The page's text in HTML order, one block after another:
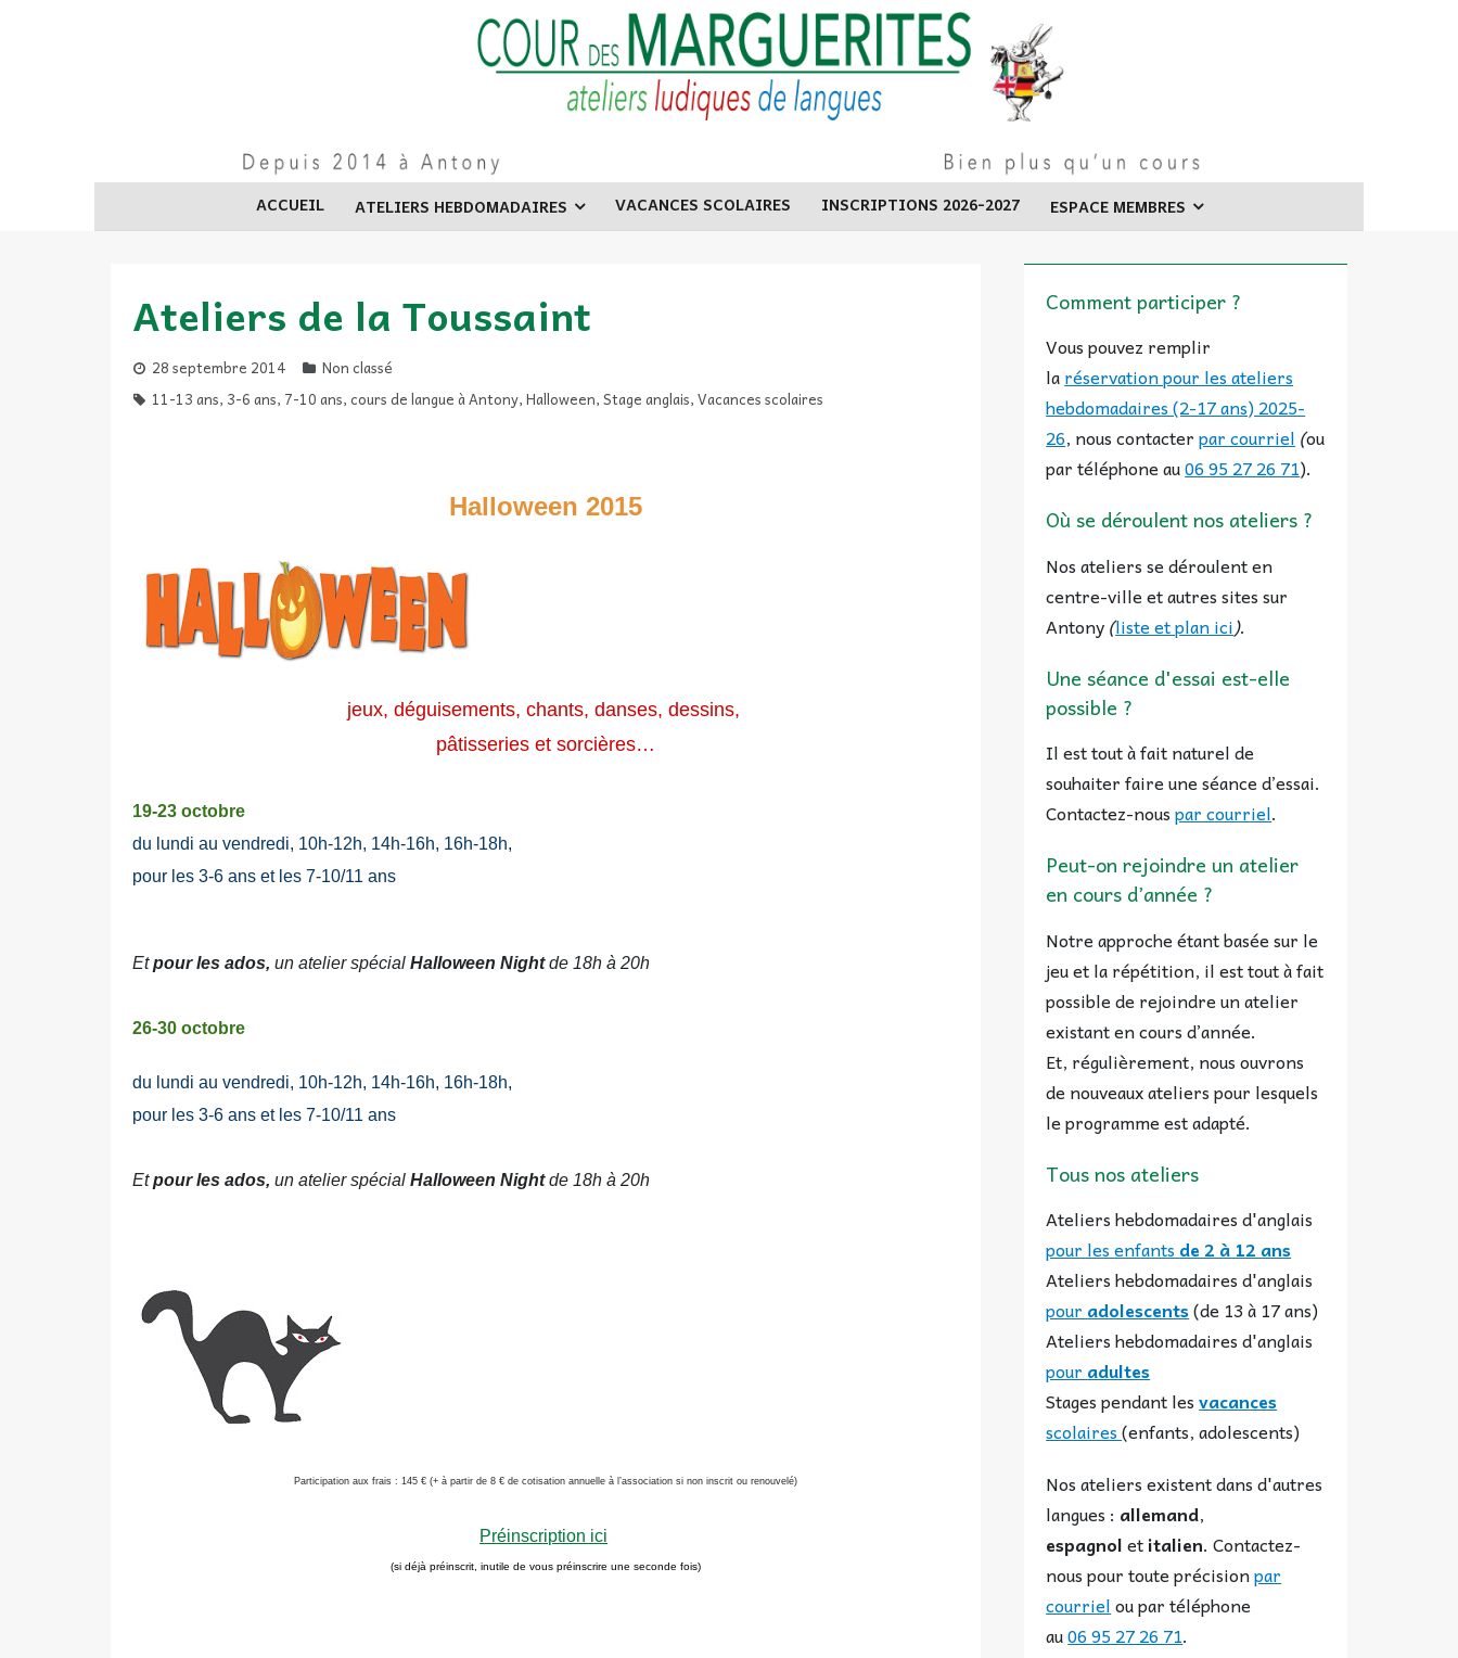
ACCUEIL ATELIERS HEBDOMADAIRES VACANCES SCOLAIRES INSCRIPTIONS 2026-2027 ESPACE MEMBRES
Ateliers de la Toussaint
28 septembre 2014
Non classé
11-13 ans, 3-6 ans, 7-10 ans,cours de langue à Antony,Halloween,Stage anglais,Vacances scolaires
Halloween 2015
jeux, déguisements, chants, danses, dessins,
pâtisseries et sorcières…
19-23 octobre
du lundi au vendredi, 10h-12h, 14h-16h, 16h-18h,
pour les 3-6 ans et les 7-10/11 ans
Etpour les ados, un atelier spécial Halloween Nightde 18h à 20h
26-30 octobre
du lundi au vendredi, 10h-12h, 14h-16h, 16h-18h,
pour les 3-6 ans et les 7-10/11 ans
Etpour les ados, un atelier spécial Halloween Nightde 18h à 20h
Participation aux frais : 145 € (+ à partir de 8 € de cotisation annuelle à l’association si non inscrit ou renouvelé)
Préinscription ici
(si déjà préinscrit, inutile de vous préinscrire une seconde fois)
Comment participer ?
Vous pouvez remplir
laréservation pour les ateliers
hebdomadaires (2-17 ans) 2025-
26, nous contacterpar courriel (ou
par téléphone au06 95 27 26 71).
Où se déroulent nos ateliers ?
Nos ateliers se déroulent en
centre-ville et autres sites sur
Antony(liste et plan ici).
Une séance d'essai est-elle
possible ?
Il est tout à fait naturel de
souhaiter faire une séance d’essai.
Contactez-nouspar courriel.
Peut-on rejoindre un atelier
en cours d’année ?
Notre approche étant basée sur le
jeu et la répétition, il est tout à fait
possible de rejoindre un atelier
existant en cours d’année.
Et, régulièrement, nous ouvrons
de nouveaux ateliers pour lesquels
le programme est adapté.
Tous nos ateliers
Ateliers hebdomadaires d'anglais
pour les enfants de 2 à 12 ans
Ateliers hebdomadaires d'anglais
pour adolescents(de 13 à 17 ans)
Ateliers hebdomadaires d'anglais
pour adultes
Stages pendant lesvacances
scolaires(enfants, adolescents)
Nos ateliers existent dans d'autres
langues : allemand,
espagnoletitalien. Contactez-
nous pour toute précisionpar
courrielou par téléphone
au06 95 27 26 71.